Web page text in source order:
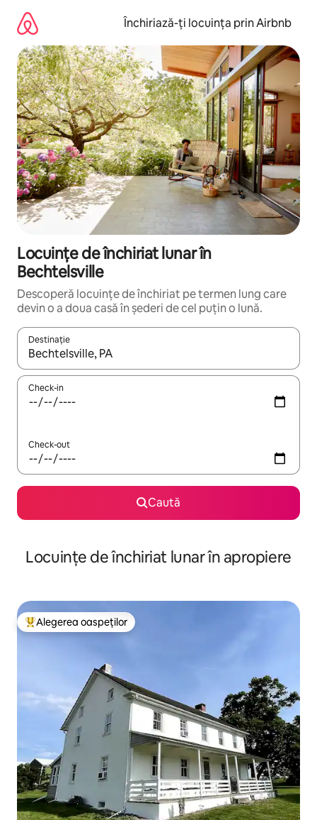
mergi
conținut
Închiriază-ți locuința prin Airbnb
Locuințe de închiriat lunar în
Bechtelsville
Descoperă locuințe de închiriat pe termen lung care
devin o a doua casă în șederi de cel puțin o lună.
Destinație
Când se încarcă rezultatele, navighează folosind tastele
Check-in
Check-out
Caută
Locuințe de închiriat lunar în apropiere
Locuință din topul categoriei Alegerea oaspeților
Alegerea oaspeților